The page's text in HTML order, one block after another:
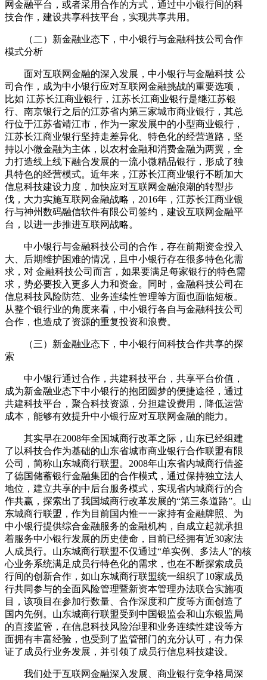
网金融平台，或者采用合作的方式，通过中小银行间的科
技合作，建设共享科技平台，实现共享共用。
（二）新金融业态下，中小银行与金融科技公司合作
模式分析
面对互联网金融的深入发展，中小银行与金融科技 公
司合作，成为中小银行应对互联网金融挑战的重要选项，
比如 江苏长江商业银行，江苏长江商业银行是继江苏银
行、南京银行之后的江苏省内第三家城市商业银行，其总
行位于江苏省靖江市，作为一家发展中的小型商业银行，
江苏长江商业银行坚持走差异化、特色化的经营道路，坚
持以小微金融为主体，以农村金融和消费金融为两翼，全
力打造线上线下融合发展的一流小微精品银行，形成了独
具特色的经营模式。近年来，江苏长江商业银行不断加大
信息科技建设力度，加快应对互联网金融浪潮的转型步
伐，大力实施互联网金融战略，2016年，江苏长江商业银
行与神州数码融信软件有限公司签约，建设互联网金融平
台，以进一步推进互联网战略。
中小银行与金融科技公司的合作，存在前期资金投入
大、后期维护困难的情况，且中小银行存在很多特色化需
求，对 金融科技公司而言，如果要满足每家银行的特色需
求，势必要投入更多人力和资金。同时，金融科技公司在
信息科技风险防范、业务连续性管理等方面也面临短板。
从整个银行业的角度来看，中小银行各自与金融科技公司
合作，也造成了资源的重复投资和浪费。
（三）新金融业态下，中小银行间科技合作共享的探
索
中小银行通过合作，共建科技平台，共享平台价值，
成为新金融业态下中小银行的抱团圆梦的便捷途径，通过
共建科技平台，聚合科技资源，分担建设费用，降低运营
成本，能够有效提升中小银行应对互联网金融的能力。
其实早在2008年全国城商行改革之际，山东已经组建
了以科技合作为基础的山东省城市商业银行合作联盟有限
公司，简称山东城商行联盟。2008年山东省内城商行借鉴
了德国储蓄银行金融集团的合作模式，通过保持独立法人
地位，建立共享的中后台服务模式，实现省内城商行的合
作共赢，探索出了我国城商行改革发展的“第三条道路”。山
东城商行联盟，作为目前国内惟一一家持有金融牌照、为
中小银行提供综合金融服务的金融机构，自成立起就承担
着服务中小银行发展的历史使命，目前已经拥有近30家法
人成员行。山东城商行联盟不仅通过“单实例、多法人”的核
心业务系统满足成员行特色化的需求，也在不断探索成员
行间的创新合作，如山东城商行联盟统一组织了10家成员
行共同参与的全面风险管理暨新资本管理办法联合实施项
目，该项目在参加行数量、合作深度和广度等方面创造了
国内先例。山东城商行联盟受到中国银监会和山东银监局
的直接监管，在信息科技风险治理和业务连续性建设等方
面拥有丰富经验，也受到了监管部门的充分认可，有力保
证了成员行业务发展，并引领了成员行信息科技建设。
我们处于互联网金融深入发展、商业银行竞争格局深